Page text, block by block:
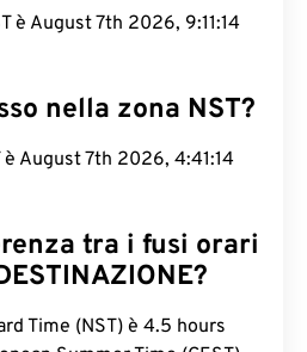
è August 7th 2026, 9:11:15
nella zona NST?
August 7th 2026, 4:41:15
tra i fusi orari
Time (NST) è 4.5 hours